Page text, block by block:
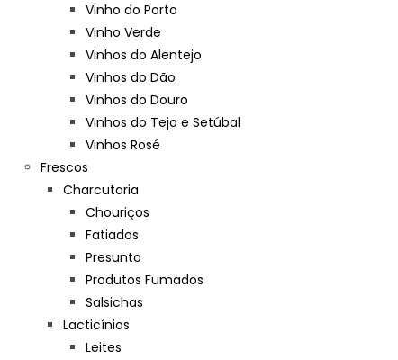
Vinho do Porto
Vinho Verde
Vinhos do Alentejo
Vinhos do Dão
Vinhos do Douro
Vinhos do Tejo e Setúbal
Vinhos Rosé
Frescos
Charcutaria
Chouriços
Fatiados
Presunto
Produtos Fumados
Salsichas
Lacticínios
Leites